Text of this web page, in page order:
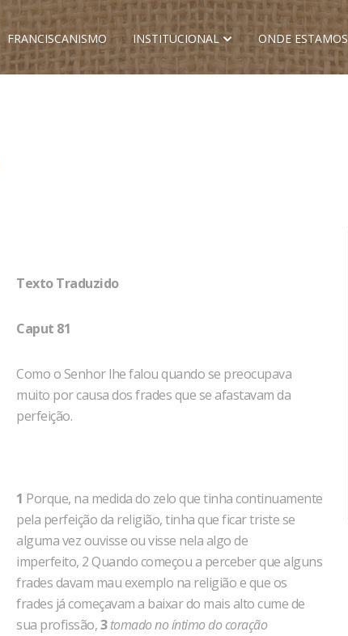
FRANCISCANISMO INSTITUCIONAL ONDE ESTAMOS
Texto Traduzido
Caput 81
Como o Senhor lhe falou quando se preocupava
muito por causa dos frades que se afastavam da
perfeição.
1 Porque, na medida do zelo que tinha continuamente
pela perfeição da religião, tinha que ficar triste se
alguma vez ouvisse ou visse nela algo de
imperfeito, 2 Quando começou a perceber que alguns
frades davam mau exemplo na religião e que os
frades já começavam a baixar do mais alto cume de
sua profissão,3toma­do no íntimo do coração